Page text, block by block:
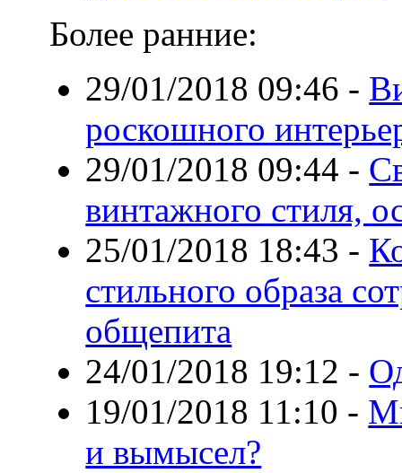
Более ранние:
29/01/2018 09:46 -
роскошного
29/01/2018 09:44 -
винтажного стиля,
25/01/2018 18:43 -
стильного образа
общепита
24/01/2018 19:12 -
19/01/2018 11:10 -
и вымысел?